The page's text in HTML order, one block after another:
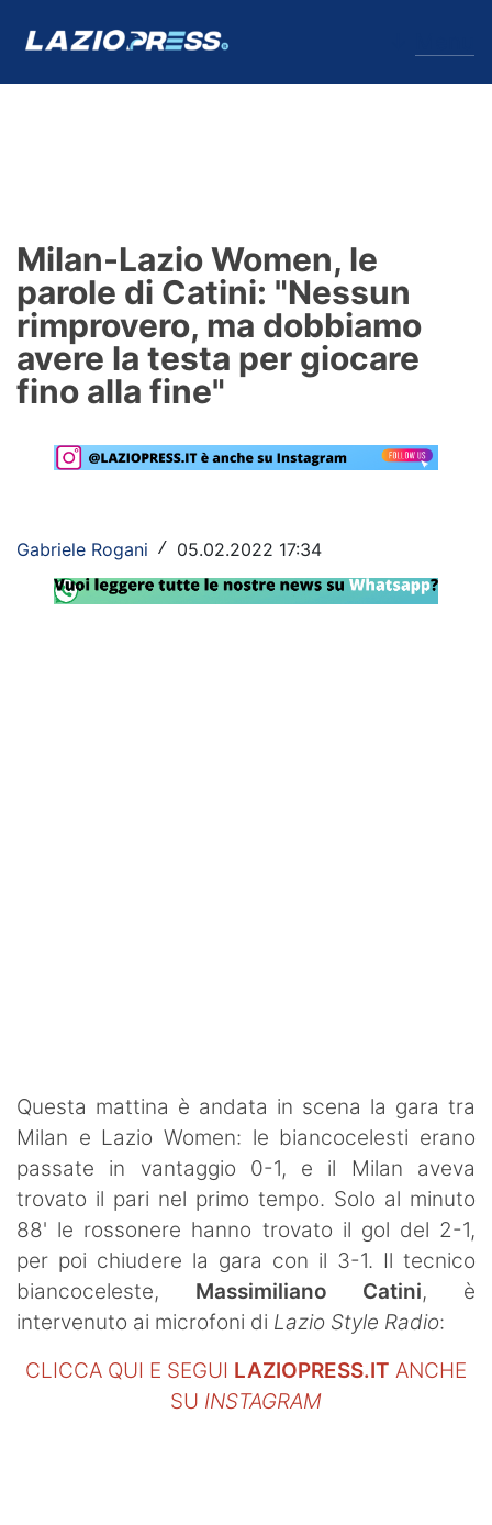
Formello
Infortuni
Primavera
Lazio Women
Social
Milan-Lazio Women, le
parole di Catini: "Nessun
rimprovero, ma dobbiamo
avere la testa per giocare
fino alla fine"
Gabriele Rogani / 05.02.2022 17:34
Questa mattina è andata in scena la gara tra
Milan e Lazio Women: le biancocelesti erano
passate in vantaggio 0-1, e il Milan aveva
trovato il pari nel primo tempo. Solo al minuto
88' le rossonere hanno trovato il gol del 2-1,
per poi chiudere la gara con il 3-1. Il tecnico
biancoceleste, Massimiliano Catini, è
intervenuto ai microfoni di Lazio Style Radio:
CLICCA QUI E SEGUI LAZIOPRESS.IT ANCHE
SU INSTAGRAM